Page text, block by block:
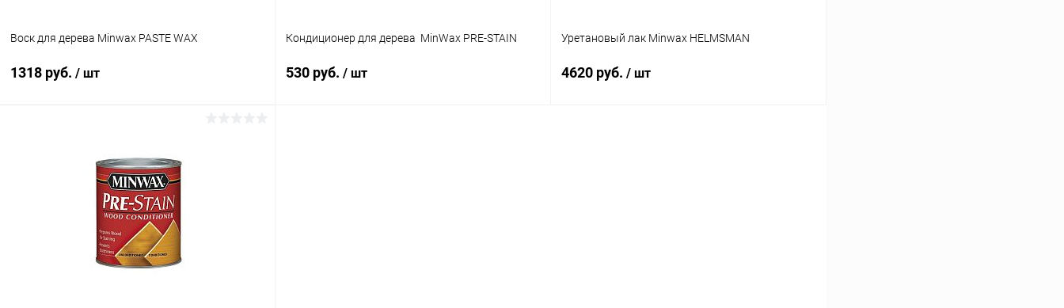
Воск для дерева Minwax PASTE WAX
1318 руб. / шт
Купить в 1 клик К сравнению
Под заказ
Кондиционер для дерева MinWax PRE-STAIN
530 руб. / шт
Уретановый лак Minwax HELMSMAN
4620 руб. / шт